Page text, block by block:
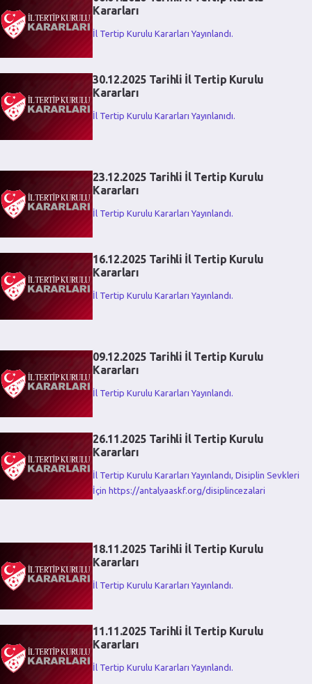
Kararları
İl Tertip Kurulu Kararları Yayınlandı.
30.12.2025 Tarihli İl Tertip Kurulu
Kararları
İl Tertip Kurulu Kararları Yayınlanıdı.
23.12.2025 Tarihli İl Tertip Kurulu
Kararları
İl Tertip Kurulu Kararları Yayınlandı.
16.12.2025 Tarihli İl Tertip Kurulu
Kararları
İl Tertip Kurulu Kararları Yayınlandı.
09.12.2025 Tarihli İl Tertip Kurulu
Kararları
İl Tertip Kurulu Kararları Yayınlandı.
26.11.2025 Tarihli İl Tertip Kurulu
Kararları
İl Tertip Kurulu Kararları Yayınlandı, Disiplin Sevkleri
İçin https://antalyaaskf.org/disiplincezalari
18.11.2025 Tarihli İl Tertip Kurulu
Kararları
İl Tertip Kurulu Kararları Yayınlandı.
11.11.2025 Tarihli İl Tertip Kurulu
Kararları
İl Tertip Kurulu Kararları Yayınlandı.